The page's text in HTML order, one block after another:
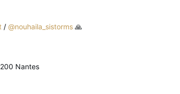
/@nouhaila_sistorms 🙏
Nantes